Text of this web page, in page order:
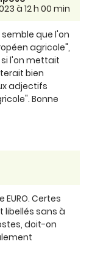
à 12 h 00 min
semble que l'on
agricole",
si l'on mettait
bien
adjectifs
Bonne
Certes
libellés sans à
doit-on